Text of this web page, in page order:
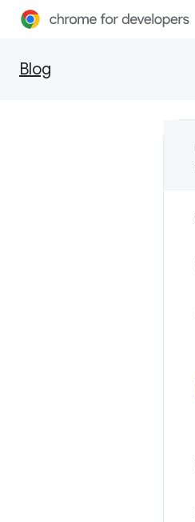
Blog